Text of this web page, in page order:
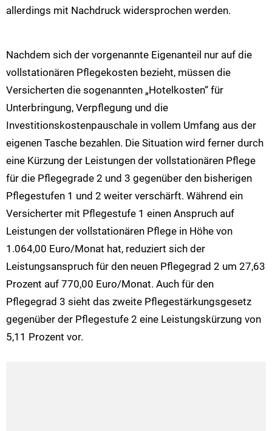
allerdings mit Nachdruck widersprochen werden.
Nachdem sich der vorgenannte Eigenanteil nur auf die
vollstationären Pflegekosten bezieht, müssen die
Versicherten die sogenannten „Hotelkosten“ für
Unterbringung, Verpflegung und die
Investitionskostenpauschale in vollem Umfang aus der
eigenen Tasche bezahlen. Die Situation wird ferner durch
eine Kürzung der Leistungen der vollstationären Pflege
für die Pflegegrade 2 und 3 gegenüber den bisherigen
Pflegestufen 1 und 2 weiter verschärft. Während ein
Versicherter mit Pflegestufe 1 einen Anspruch auf
Leistungen der vollstationären Pflege in Höhe von
1.064,00 Euro/Monat hat, reduziert sich der
Leistungsanspruch für den neuen Pflegegrad 2 um 27,63
Prozent auf 770,00 Euro/Monat. Auch für den
Pflegegrad 3 sieht das zweite Pflegestärkungsgesetz
gegenüber der Pflegestufe 2 eine Leistungskürzung von
5,11 Prozent vor.